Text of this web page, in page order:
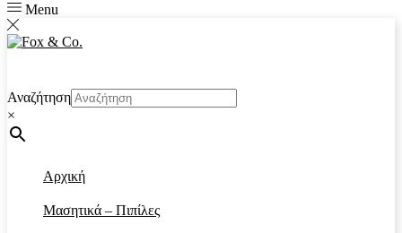
Menu
Αναζήτηση
×
Αρχική
Μασητικά – Πιπίλες